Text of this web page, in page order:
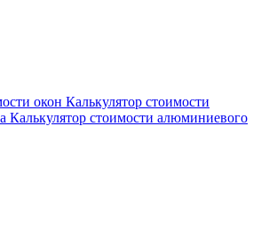
окон Калькулятор стоимости
Калькулятор стоимости алюминиевого